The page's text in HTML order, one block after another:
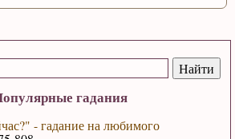
гадания
- гадание на любимого